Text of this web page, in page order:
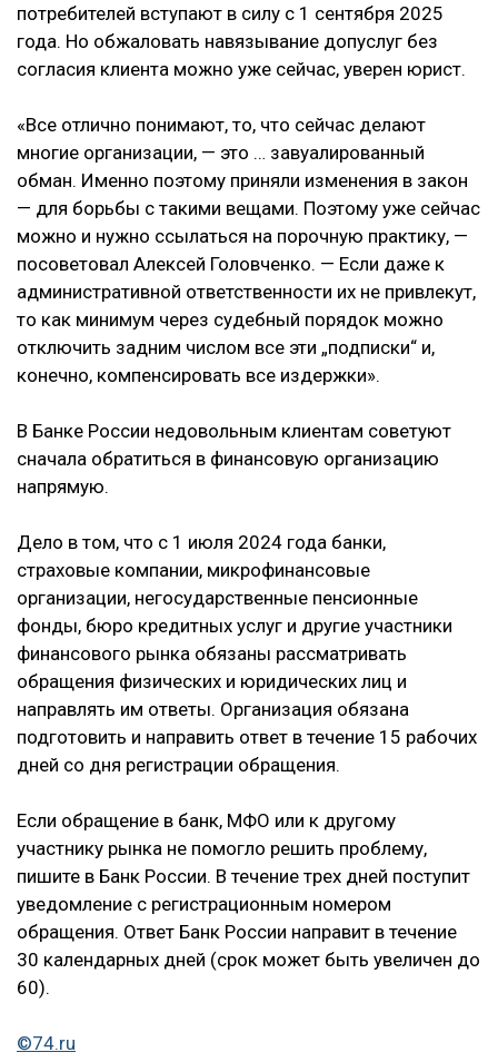
потребителей вступают в силу с 1 сентября 2025
года. Но обжаловать навязывание допуслуг без
согласия клиента можно уже сейчас, уверен юрист.
«Все отлично понимают, то, что сейчас делают
многие организации, — это … завуалированный
обман. Именно поэтому приняли изменения в закон
— для борьбы с такими вещами. Поэтому уже сейчас
можно и нужно ссылаться на порочную практику, —
посоветовал Алексей Головченко. — Если даже к
административной ответственности их не привлекут,
то как минимум через судебный порядок можно
отключить задним числом все эти „подписки“ и,
конечно, компенсировать все издержки».
В Банке России недовольным клиентам советуют
сначала обратиться в финансовую организацию
напрямую.
Дело в том, что с 1 июля 2024 года банки,
страховые компании, микрофинансовые
организации, негосударственные пенсионные
фонды, бюро кредитных услуг и другие участники
финансового рынка обязаны рассматривать
обращения физических и юридических лиц и
направлять им ответы. Организация обязана
подготовить и направить ответ в течение 15 рабочих
дней со дня регистрации обращения.
Если обращение в банк, МФО или к другому
участнику рынка не помогло решить проблему,
пишите в Банк России. В течение трех дней поступит
уведомление с регистрационным номером
обращения. Ответ Банк России направит в течение
30 календарных дней (срок может быть увеличен до
60).
©74.ru